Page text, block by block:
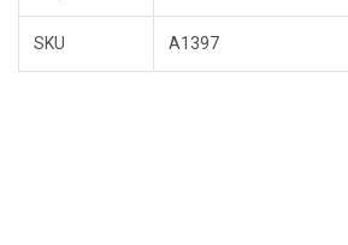
SKU A1397